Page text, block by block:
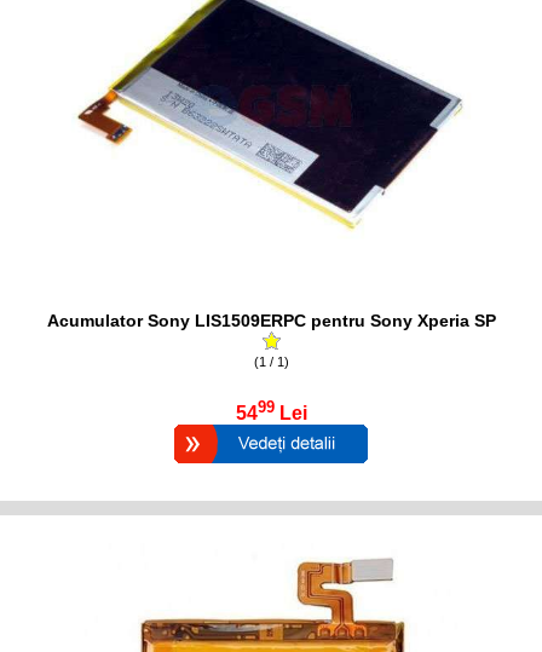
Acumulator Sony LIS1509ERPC pentru Sony Xperia SP
(1 / 1)
5499 Lei